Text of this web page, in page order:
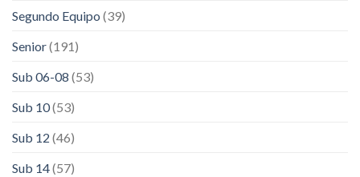
Segundo Equipo (39)
Senior(191)
Sub 06-08 (53)
Sub 10(53)
Sub 12 (46)
Sub 14(57)